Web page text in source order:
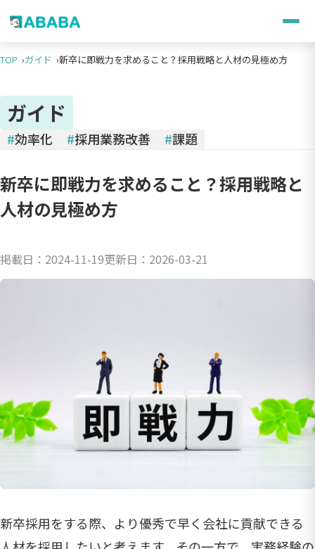
TOP ガイド 新卒に即戦力を求めること？採用戦略と人材の見極め方
ガイド
#効率化 #採用業務改善 #課題
新卒に即戦力を求めること？採用戦略と
人材の見極め方
掲載日： 2024-11-19更新日： 2026-03-21
新卒採用をする際、より優秀で早く会社に貢献できる